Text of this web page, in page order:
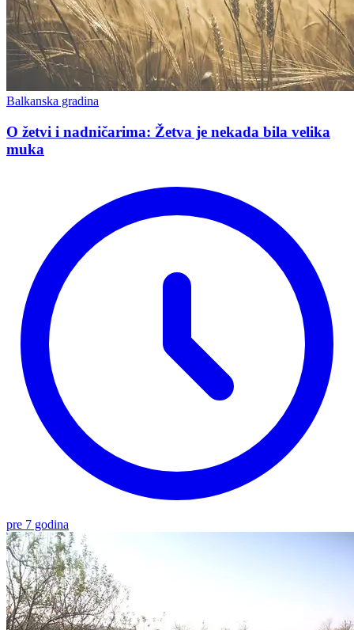
Balkanska gradina
O žetvi i nadničarima: Žetva je nekada bila velika
muka
pre 7 godina